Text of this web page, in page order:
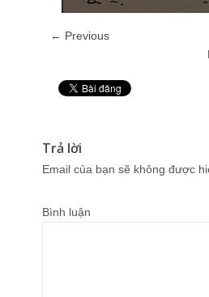
← Previous
Trả lời
Email của bạn sẽ không được
Bình luận